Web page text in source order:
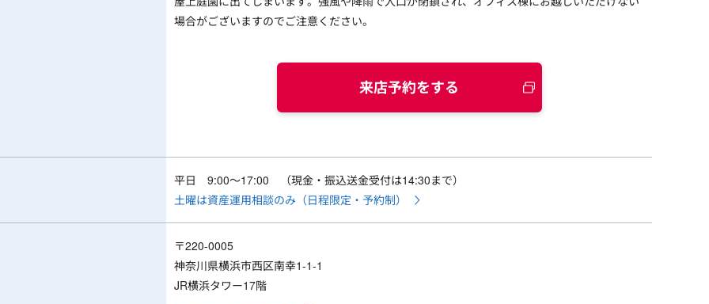
場合がございますのでご注意ください。
来店予約をする
平日 9:00～17:00 （現金・振込送金受付は14:30まで）
土曜は資産運用相談のみ（日程限定・予約制）
〒220-0005
神奈川県横浜市西区南幸1-1-1
JR横浜タワー17階